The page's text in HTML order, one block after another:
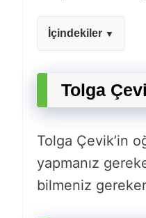
İçindekiler
Tolga
Tolga Çevikʼin
yapmanız
bilmeniz